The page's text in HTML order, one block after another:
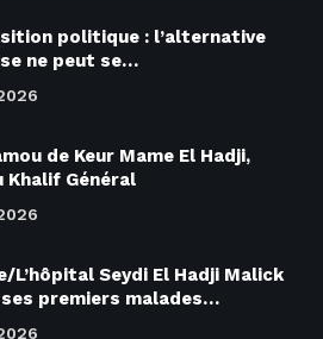
politique : l’alternative
ne peut se…
de Keur Mame El Hadji,
Khalif Général
L’hôpital Seydi El Hadji Malick
premiers malades…